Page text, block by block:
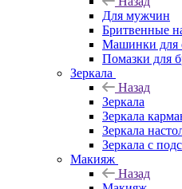
Для мужчин
Бритвенные
Машинки для
Помазки для
Зеркала
Назад
Зеркала
Зеркала
Зеркала
Зеркала с
Макияж
Назад